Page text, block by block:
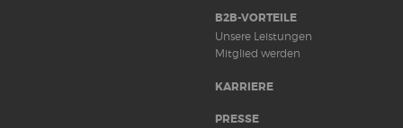
B2B-VORTEILE
Unsere Leistungen
Mitglied werden
KARRIERE
PRESSE